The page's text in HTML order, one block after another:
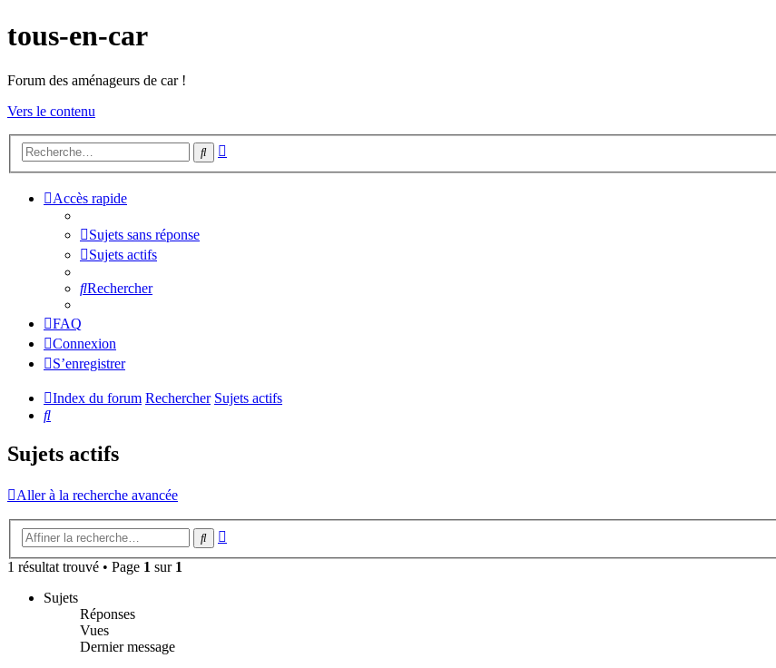
tous-en-car
Forum des aménageurs de car !
Vers le contenu
Rechercher
Accès rapide
Sujets sans réponse
Sujets actifs
Rechercher
FAQ
Connexion
S’enregistrer
Index du forum Rechercher Sujets actifs
Rechercher
Sujets actifs
Aller à la recherche avancée
Rechercher
1 résultat trouvé • Page 1 sur 1
Sujets
Réponses
Vues
Dernier message